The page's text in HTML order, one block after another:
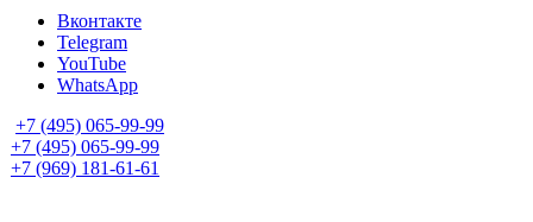
Вконтакте
Telegram
YouTube
WhatsApp
+7 (495) 065-99-99
+7 (495) 065-99-99
+7 (969) 181-61-61